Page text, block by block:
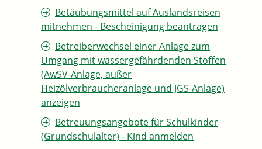
Betäubungsmittel auf Auslandsreisen
mitnehmen - Bescheinigung beantragen
Betreiberwechsel einer Anlage zum
Umgang mit wassergefährdenden Stoffen
(AwSV-Anlage, außer
Heizölverbraucheranlage und JGS-Anlage)
anzeigen
Betreuungsangebote für Schulkinder
(Grundschulalter) - Kind anmelden